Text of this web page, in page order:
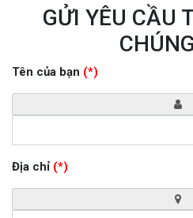
GỬI YÊU CẦU
Tên của bạn (*)
Địa chỉ (*)